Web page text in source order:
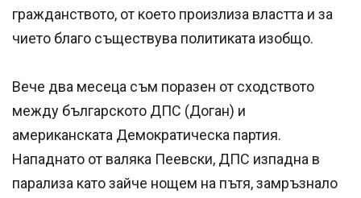
гражданството, от което произлиза властта и за
чието благо съществува политиката изобщо.
Вече два месеца съм поразен от сходството
между българското ДПС (Доган) и
американската Демократическа партия.
Нападнато от валяка Пеевски, ДПС изпадна в
парализа като зайче нощем на пътя, замръзнало